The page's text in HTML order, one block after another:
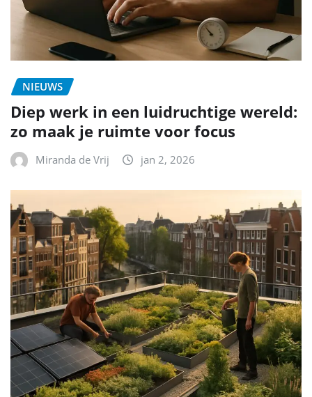
NIEUWS
Diep werk in een luidruchtige wereld:
zo maak je ruimte voor focus
Miranda de Vrij jan 2, 2026